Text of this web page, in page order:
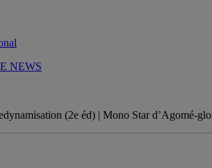
(2e éd) | Mono Star d’Agomé-